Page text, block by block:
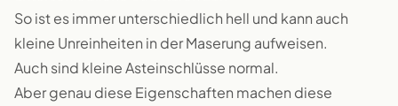
So ist es immer unterschiedlich hell und kann auch
kleine Unreinheiten in der Maserung aufweisen.
Auch sind kleine Asteinschlüsse normal.
Aber genau diese Eigenschaften machen diese